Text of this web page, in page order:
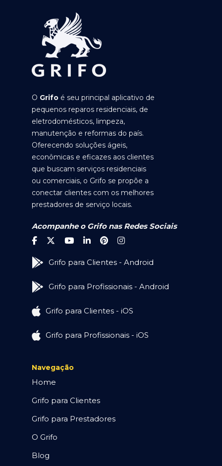
O Grifo é seu principal aplicativo de
pequenos reparos residenciais, de
eletrodomésticos, limpeza,
manutenção e reformas do país.
Oferecendo soluções ágeis,
econômicas e eficazes aos clientes
que buscam serviços residenciais
ou comerciais, o Grifo se propõe a
conectar clientes com os melhores
prestadores de serviço locais.
Acompanhe o Grifo nas Redes Sociais
Grifo para Clientes - Android
Grifo para Profissionais - Android
Grifo para Clientes - iOS
Grifo para Profissionais - iOS
Navegação
Home
Grifo para Clientes
Grifo para Prestadores
O Grifo
Blog